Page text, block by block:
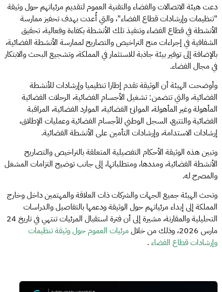
دعت هيئة الاتصالات والفضاء والتقنية العموم لتقديم مرئياتهم حول وثيقة
"تنظيمات وإرشادات قطاع الفضاء"، والتي أُعدت بهدف تحفيز ممارسة
الأنشطة في قطاع الفضاء وتنفيذ تلك الأنشطة بكفاءة وفعالية، تحقيق
الشفافية في إجراءات منح التراخيص والتصاريح لممارسة الأنشطة الفضائية،
بالإضافة إلى توفير بيئة جاذبة للاستثمار في المملكة، وتشجيع البحث والابتكار
في مجال الفضاء.
وأوضحت الهيئة أن الوثيقة تقدم إطارا تنظيميا وإرشادات للأنشطة
الفضائية، والتي تتضمن: تشغيل الأجسام الفضائية، الرحلات الفضائية
المأهولة وغير المأهولة، الموانئ الفضائية، الموارد الفضائية، المراقبة
الفضائية والتتبع، السجل الوطني للأجسام الفضائية وعمليات الإطلاق،
إرشادات الاستدامة، وإرشادات التأمين على الأنشطة الفضائية.
وتبين هذه الوثيقة الأحكام التفصيلية المتعلقة بالتراخيص والتصاريح
الأنشطة الفضائية، ومددها، ومتطلباتها، إلى جانب توضيح التزامات المشغل
والمصرح له.
وتحث الهيئة جميع الجهات والشركات ذات العلاقة والمهتمين داخل وخارج
المملكة إلى إبداء مرئياتهم حول الوثيقة ودعمها بالتفاصيل والدراسات
التحليلية والمقارنة، مشيرة إلى أن فترة استقبال المرئيات تنتهي في تاريخ 24
مارس 2026، وذلك من خلال
مرئيات العموم حول وثيقة تنظيمات
وإرشادات قطاع الفضاء .